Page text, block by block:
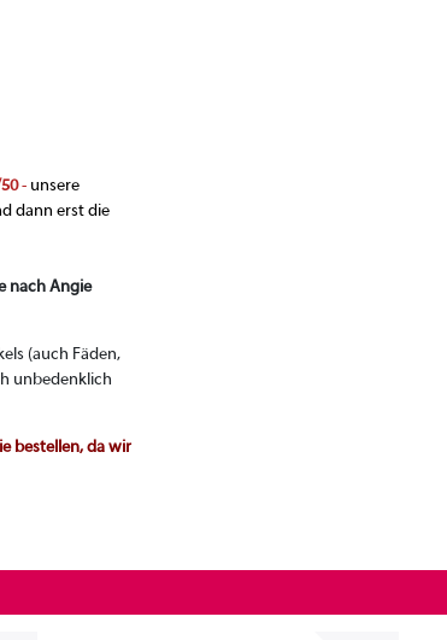
- unsere
dann erst die
nach Angie
(auch Fäden,
unbedenklich
bestellen, da wir